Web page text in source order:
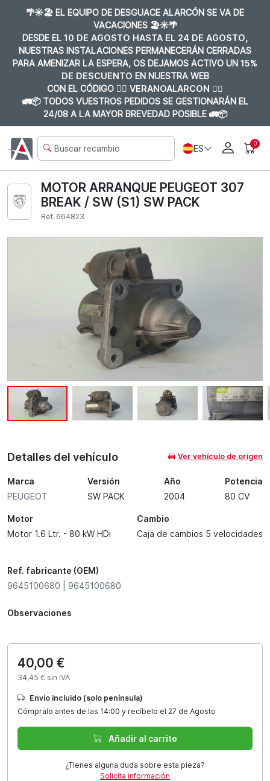
🌴☀️🏖️ EL EQUIPO DE DESGUACE ALARCÓN SE VA DE
VACACIONES 🏖️☀️🌴
DESDE EL 10 DE AGOSTO HASTA EL 24 DE AGOSTO,
NUESTRAS INSTALACIONES PERMANECERÁN CERRADAS
PARA AMENIZAR LA ESPERA, OS DEJAMOS ACTIVO UN 15%
DE DESCUENTO EN NUESTRA WEB
CON EL CÓDIGO 👉🏼 VERANOALARCON 👈🏼
🚛📦 TODOS VUESTROS PEDIDOS SE GESTIONARÁN EL
24/08 A LA MAYOR BREVEDAD POSIBLE 🚛📦
ES 0
MOTOR ARRANQUE PEUGEOT 307
BREAK / SW (S1) SW PACK
Ref. 664823
Detalles del vehículo Ver vehículo de origen
Marca
PEUGEOT
Versión
SW PACK
Año
2004
Potencia
80 CV
Motor
Motor 1.6 Ltr. - 80 kW HDi
Cambio
Caja de cambios 5 velocidades
Ref. fabricante (OEM)
9645100680 | 9645100680
Observaciones
40,00 €
34,45 € sin IVA
Envío incluido (solo península)
Cómpralo antes de las 14:00 y recíbelo el 27 de Agosto
Añadir al carrito
¿Tienes alguna duda sobre esta pieza?
Solicita información